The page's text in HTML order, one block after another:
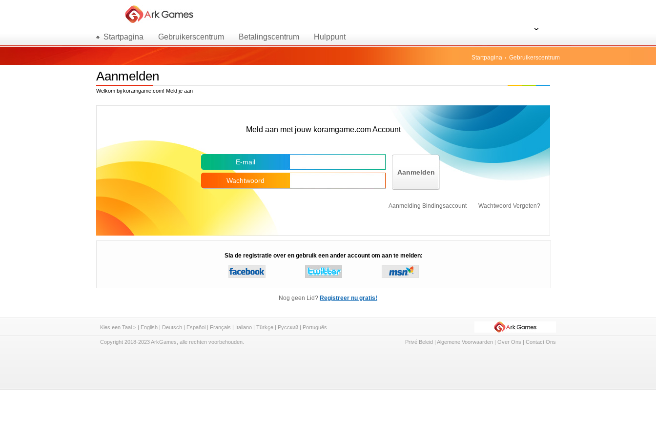
Startpagina Gebruikerscentrum Betalingscentrum Hulppunt
Startpagina Gebruikerscentrum
Aanmelden
Welkom bij koramgame.com! Meld je aan
Meld aan met jouw koramgame.com Account
E-mail
Aanmelden
Wachtwoord
Aanmelding Bindingsaccount Wachtwoord Vergeten?
Sla de registratie over en gebruik een ander account om aan te melden:
Nog geen Lid? Registreer nu gratis!
Kies een Taal > | English | Deutsch | Español | Français | Italiano | Türkçe | Русский | Português
Copyright 2018-2023 ArkGames, alle rechten voorbehouden. Privé Beleid | Algemene Voorwaarden | Over Ons | Contact Ons